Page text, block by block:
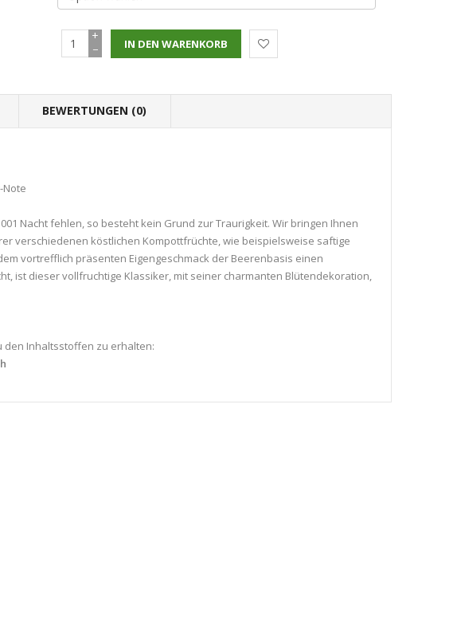
−
+
BEWERTUNGEN (0)
Nacht fehlen, so besteht kein Grund zur Traurigkeit. Wir bringen Ihnen
verschiedenen köstlichen Kompottfrüchte, wie beispielsweise saftige
vortrefflich präsenten Eigengeschmack der Beerenbasis einen
ist dieser vollfruchtige Klassiker, mit seiner charmanten Blütendekoration,
den Inhaltsstoffen zu erhalten: